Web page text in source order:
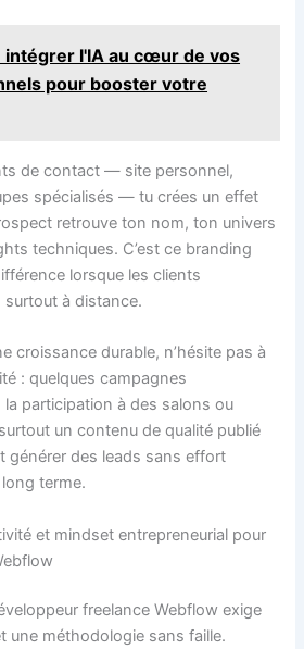
intégrer l'IA au cœur de vos
pour booster votre
de contact — site personnel,
spécialisés — tu crées un effet
retrouve ton nom, ton univers
techniques. C’est ce branding
lorsque les clients
à distance.
croissance durable, n’hésite pas à
: quelques campagnes
participation à des salons ou
un contenu de qualité publié
générer des leads sans effort
terme.
et mindset entrepreneurial pour
freelance Webflow exige
une méthodologie sans faille.